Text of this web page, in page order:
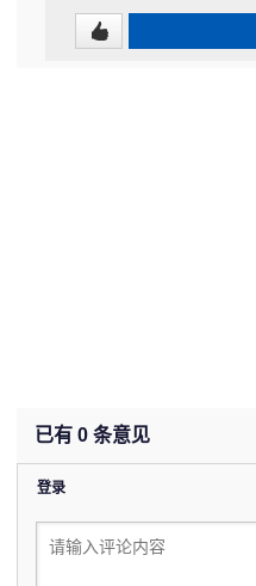
已有 0 条意见
登录